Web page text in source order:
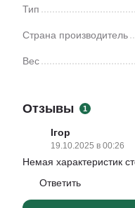
Тип
Страна производитель
Вес
Отзывы 1
Ігор
19.10.2025 в 00:26
Немая характеристик
Ответить